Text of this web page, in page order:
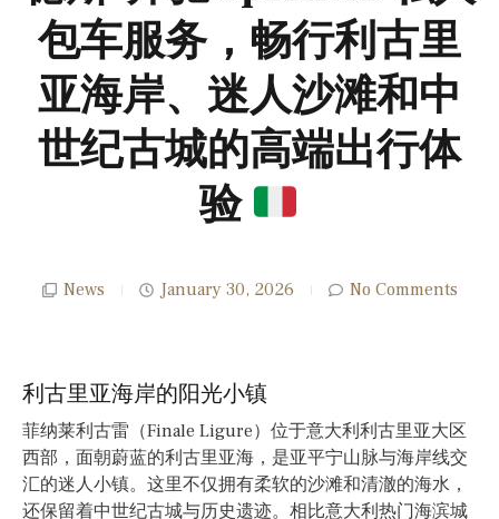
包车服务，畅行利古里
亚海岸、迷人沙滩和中
世纪古城的高端出行体
验
News January 30, 2026 No Comments
利古里亚海岸的阳光小镇
菲纳莱利古雷（Finale Ligure）位于意大利利古里亚大区
西部，面朝蔚蓝的利古里亚海，是亚平宁山脉与海岸线交
汇的迷人小镇。这里不仅拥有柔软的沙滩和清澈的海水，
还保留着中世纪古城与历史遗迹。相比意大利热门海滨城